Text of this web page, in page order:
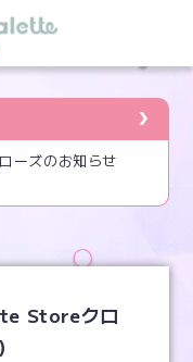
ーズのお知らせ
Storeクロ